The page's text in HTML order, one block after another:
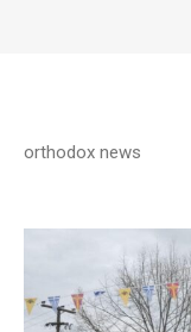
orthodox news